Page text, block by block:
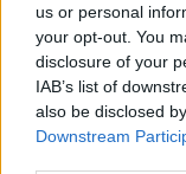
us or personal
your opt-out. You
disclosure of your
IAB’s list of
also be disclosed
Downstream